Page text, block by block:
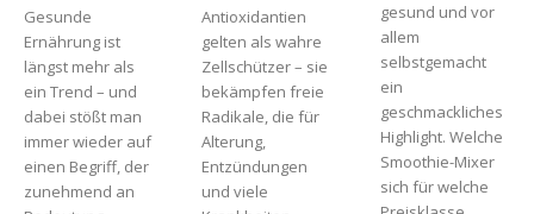
Gesunde
Ernährung ist
längst mehr als
ein Trend – und
dabei stößt man
immer wieder auf
einen Begriff, der
zunehmend an
Antioxidantien
gelten als wahre
Zellschützer – sie
bekämpfen freie
Radikale, die für
Alterung,
Entzündungen
und viele
gesund und vor
allem
selbstgemacht
ein
geschmackliches
Highlight. Welche
Smoothie-Mixer
sich für welche